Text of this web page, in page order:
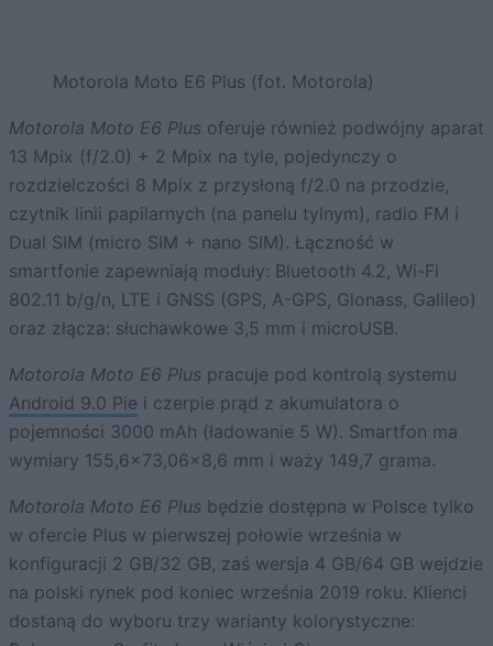
Motorola Moto E6 Plus (fot. Motorola)
Motorola Moto E6 Plus oferuje również podwójny aparat
13 Mpix (f/2.0) + 2 Mpix na tyle, pojedynczy o
rozdzielczości 8 Mpix z przysłoną f/2.0 na przodzie,
czytnik linii papilarnych (na panelu tylnym), radio FM i
Dual SIM (micro SIM + nano SIM). Łączność w
smartfonie zapewniają moduły: Bluetooth 4.2, Wi-Fi
802.11 b/g/n, LTE i GNSS (GPS, A-GPS, Glonass, Galileo)
oraz złącza: słuchawkowe 3,5 mm i microUSB.
Motorola Moto E6 Plus pracuje pod kontrolą systemu
Android 9.0 Pie i czerpie prąd z akumulatora o
pojemności 3000 mAh (ładowanie 5 W). Smartfon ma
wymiary 155,6×73,06×8,6 mm i waży 149,7 grama.
Motorola Moto E6 Plus będzie dostępna w Polsce tylko
w ofercie Plus w pierwszej połowie września w
konfiguracji 2 GB/32 GB, zaś wersja 4 GB/64 GB wejdzie
na polski rynek pod koniec września 2019 roku. Klienci
dostaną do wyboru trzy warianty kolorystyczne: